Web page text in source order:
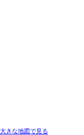
大きな地図で見る